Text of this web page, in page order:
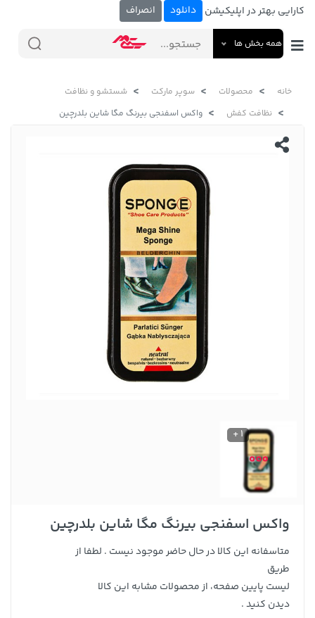
کارایی بهتر در اپلیکیشن دانلود انصراف
همه بخش ها
خانه محصولات سوپر مارکت
شستشو و نظافت
نظافت کفش
واکس اسفنجی بیرنگ مگا شاین بلدرچین
1 +
واکس اسفنجی بیرنگ مگا شاین بلدرچین
متاسفانه این کالا در حال حاضر موجود نیست . لطفا از
طریق
لیست پایین صفحه، از محصولات مشابه این کالا
دیدن کنید .